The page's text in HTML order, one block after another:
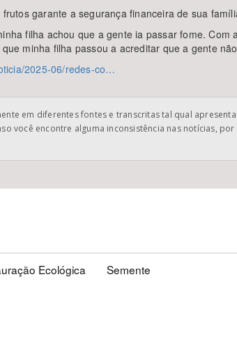
garante a segurança financeira de sua
filha achou que a gente ia passar fome.
minha filha passou a acreditar que a gente
2025-06/redes-co…
em diferentes fontes e transcritas tal qual
você encontre alguma inconsistência nas notícias,
Ecológica Semente